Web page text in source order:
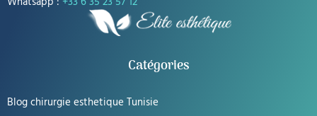
Catégories
Blog chirurgie esthetique Tunisie